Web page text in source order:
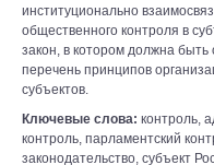
институционально
общественного контроля в
закон, в котором должна быть
перечень принципов
субъектов.
Ключевые слова: контроль,
контроль, парламентский
законодательство, субъект